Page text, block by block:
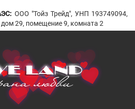
ООО "Тойз Трейд", УНП 193749094,
29, помещение 9, комната 2